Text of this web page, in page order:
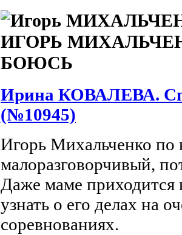
ИГОРЬ
БОЮСЬ
Ирина КОВАЛЕВА.
(№10945)
Игорь Михальченко по
малоразговорчивый,
Даже маме приходится
узнать о его делах на
соревнованиях.